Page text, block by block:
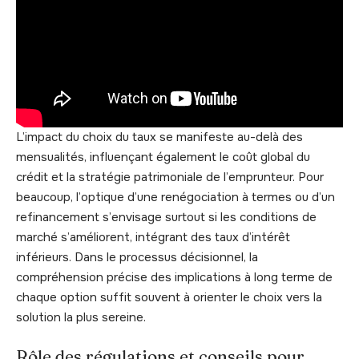
L’impact du choix du taux se manifeste au-delà des
mensualités, influençant également le coût global du
crédit et la stratégie patrimoniale de l’emprunteur. Pour
beaucoup, l’optique d’une renégociation à termes ou d’un
refinancement s’envisage surtout si les conditions de
marché s’améliorent, intégrant des taux d’intérêt
inférieurs. Dans le processus décisionnel, la
compréhension précise des implications à long terme de
chaque option suffit souvent à orienter le choix vers la
solution la plus sereine.